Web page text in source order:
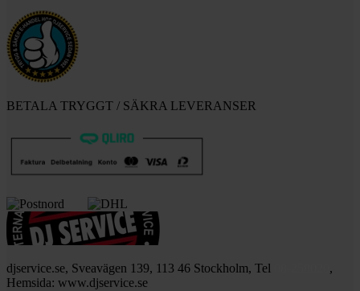
BETALA TRYGGT / SÄKRA LEVERANSER
djservice.se, Sveavägen 139, 113 46 Stockholm, Tel
,
Hemsida: www.djservice.se